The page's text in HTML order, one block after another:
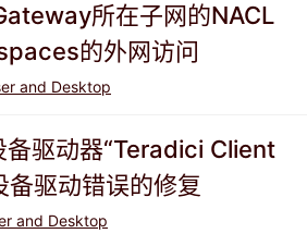
所在子网的NACL
的外网访问
and Desktop
驱动器“Teradici Client
备驱动错误的修复
and Desktop